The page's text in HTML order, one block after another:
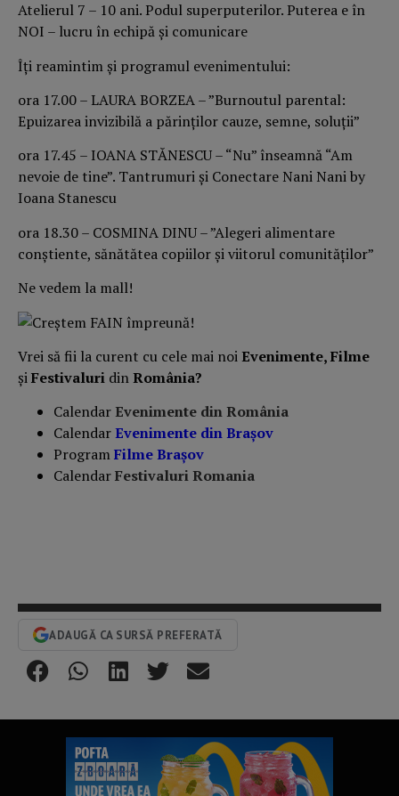
Atelierul 7 – 10 ani. Podul superputerilor. Puterea e în
NOI – lucru în echipă și comunicare
Îți reamintim și programul evenimentului:
ora 17.00 – LAURA BORZEA – ”Burnoutul parental:
Epuizarea invizibilă a părinților cauze, semne, soluții”
ora 17.45 – IOANA STĂNESCU – “Nu” înseamnă “Am
nevoie de tine”. Tantrumuri și Conectare Nani Nani by
Ioana Stanescu
ora 18.30 – COSMINA DINU – ”Alegeri alimentare
conștiente, sănătătea copiilor și viitorul comunităților”
Ne vedem la mall!
Vrei să fii la curent cu cele mai noiEvenimente, Filme
șiFestivaluri dinRomânia?
Calendar Evenimente din România
CalendarEvenimente din Braşov
ProgramFilme Brașov
CalendarFestivaluri Romania
ADAUGĂ CA SURSĂ PREFERATĂ